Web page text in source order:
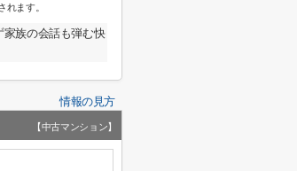
れます。
家族の会話も弾む快
情報の見方
【中古マンション】